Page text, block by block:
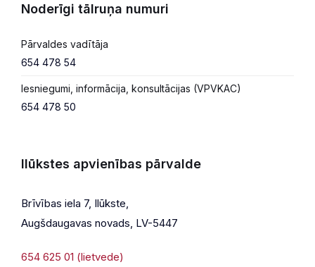
Noderīgi tālruņa numuri
Pārvaldes vadītāja
654 478 54
Iesniegumi, informācija, konsultācijas (VPVKAC)
654 478 50
Ilūkstes apvienības pārvalde
Brīvības iela 7, Ilūkste,
Augšdaugavas novads, LV-5447
654 625 01 (lietvede)